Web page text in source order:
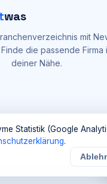
was
mit
die passende Firma
deiner Nähe.
Media · Ermatingen
Statistik (Google
.